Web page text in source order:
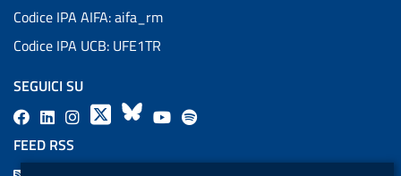
Codice IPA AIFA: aifa_rm
Codice IPA UCB: UFE1TR
SEGUICI SU
F
a
c
L
i
n
b
X
B
u
Y
u
l
b
FEED RSS